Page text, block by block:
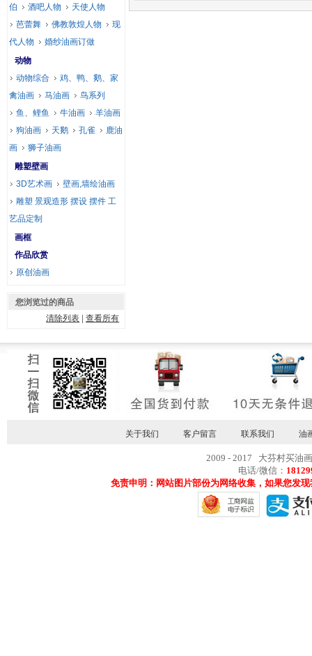
伯
酒吧人物
天使人物
芭蕾舞
佛教敦煌人物
现
代人物
婚纱油画订做
动物
动物综合
鸡、鸭、鹅、家
禽油画
马油画
鸟系列
鱼、鲤鱼
牛油画
羊油画
狗油画
天鹅 孔雀
鹿油
画
狮子油画
雕塑壁画
3D艺术画
壁画,墙绘油画
雕塑 景观造形 摆设 摆件 工
艺品定制
画框
作品欣赏
原创油画
您浏览过的商品
清除列表 |查看所有
关于我们 客户留言 联系我们 油
2009 - 2017 大芬村买油
电话/微信：
免责申明：网站图片部份为网络收集，如果您发